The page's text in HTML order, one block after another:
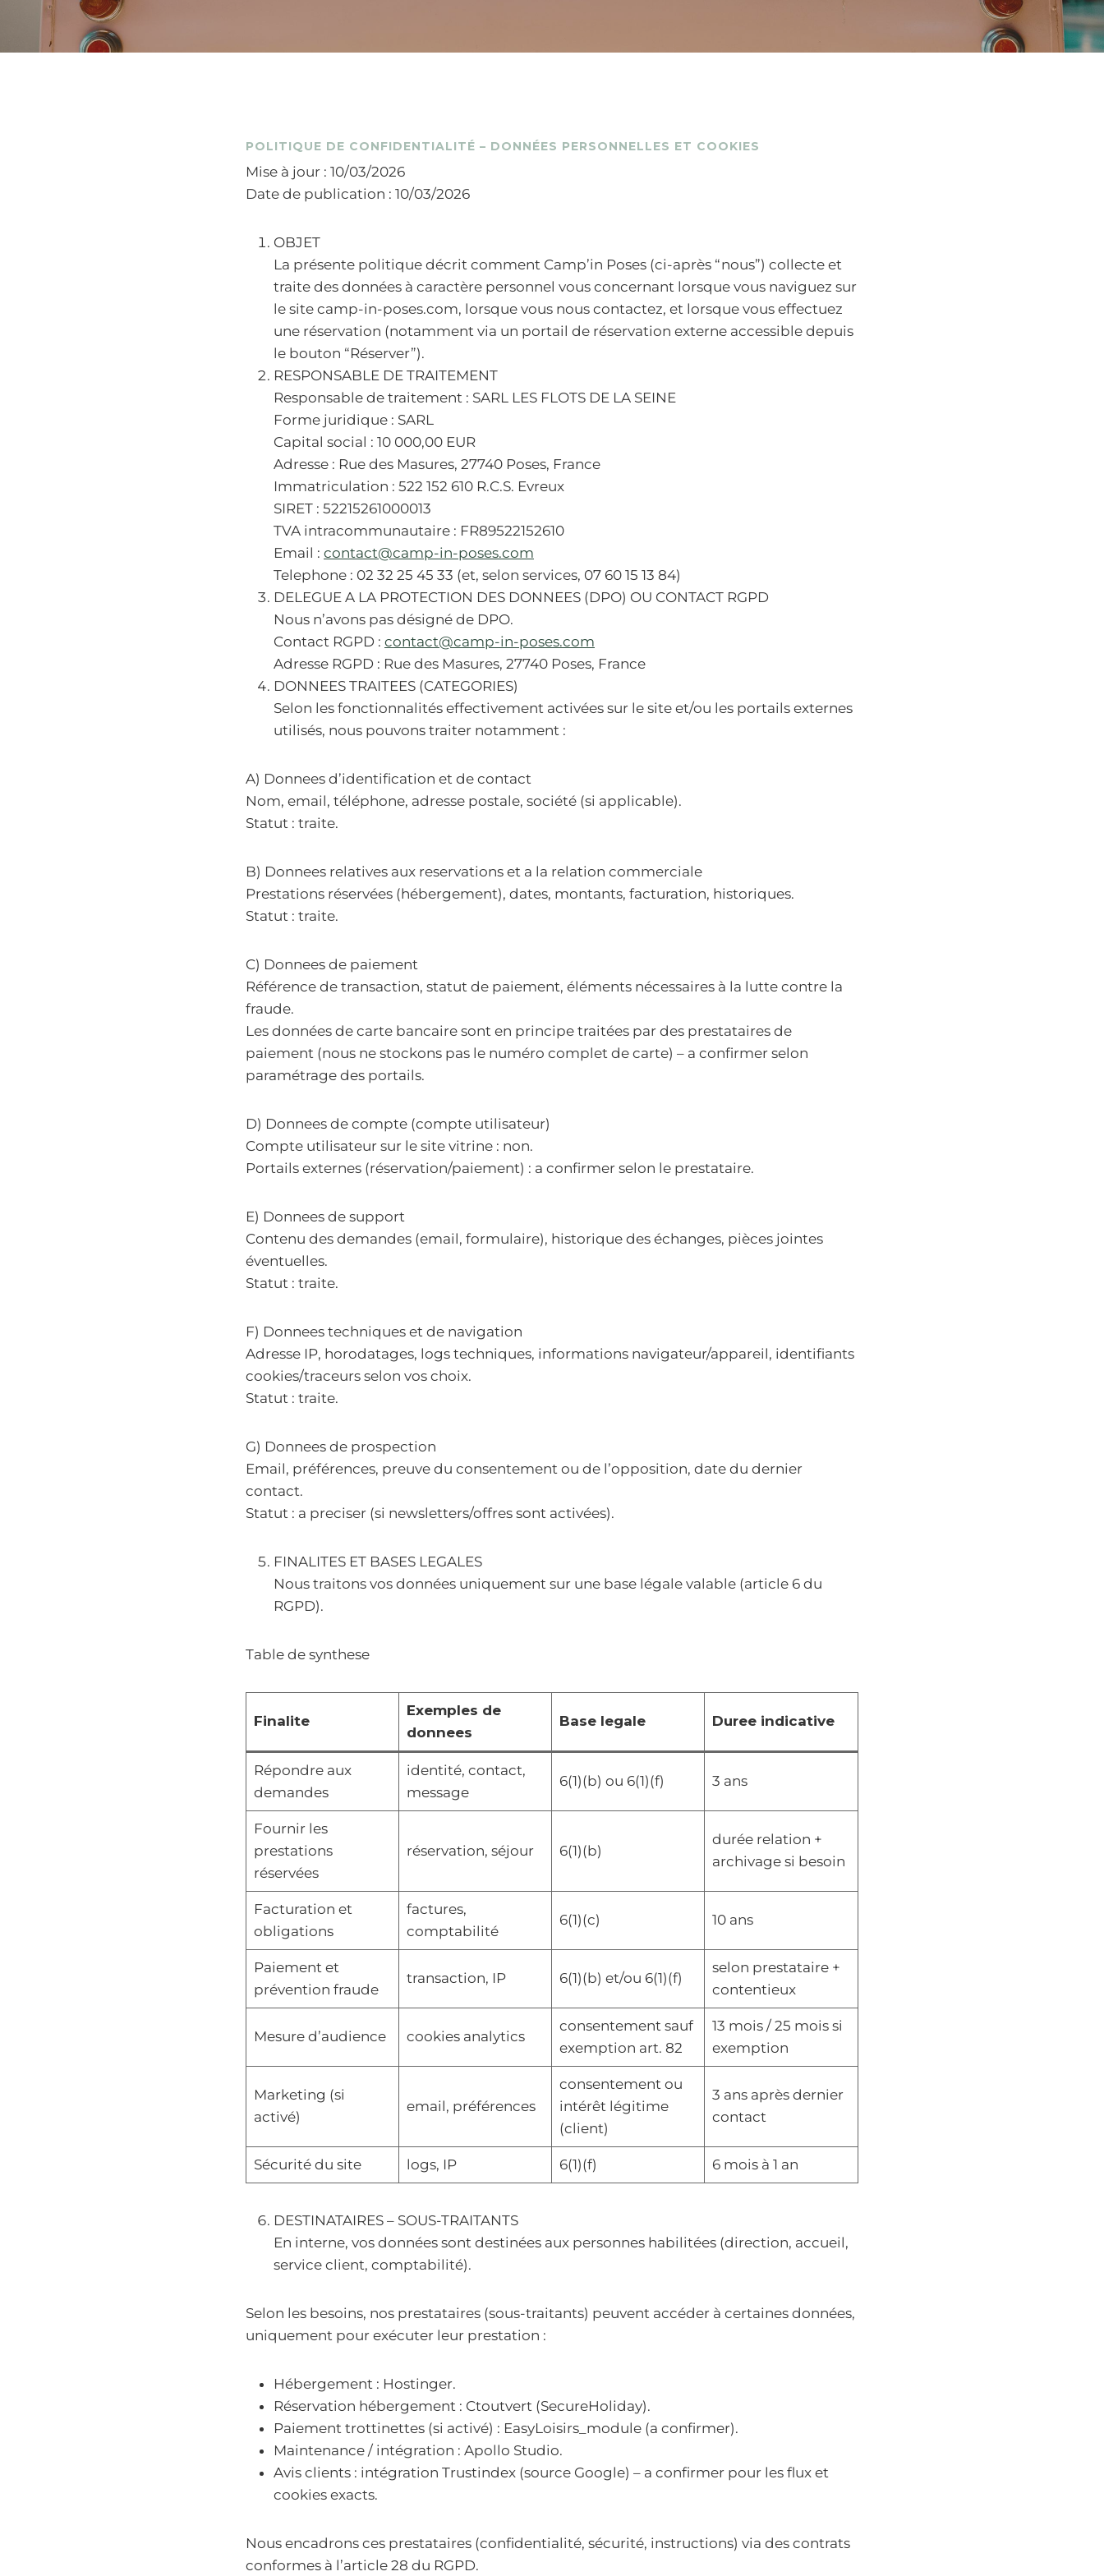
POLITIQUE DE CONFIDENTIALITÉ – DONNÉES PERSONNELLES ET COOKIES
Mise à jour : 10/03/2026
Date de publication : 10/03/2026
OBJET
La présente politique décrit comment Camp’in Poses (ci-après “nous”) collecte et
traite des données à caractère personnel vous concernant lorsque vous naviguez sur
le site camp-in-poses.com, lorsque vous nous contactez, et lorsque vous effectuez
une réservation (notamment via un portail de réservation externe accessible depuis
le bouton “Réserver”).
RESPONSABLE DE TRAITEMENT
Responsable de traitement : SARL LES FLOTS DE LA SEINE
Forme juridique : SARL
Capital social : 10 000,00 EUR
Adresse : Rue des Masures, 27740 Poses, France
Immatriculation : 522 152 610 R.C.S. Evreux
SIRET : 52215261000013
TVA intracommunautaire : FR89522152610
Email : contact@camp-in-poses.com
Telephone : 02 32 25 45 33 (et, selon services, 07 60 15 13 84)
DELEGUE A LA PROTECTION DES DONNEES (DPO) OU CONTACT RGPD
Nous n’avons pas désigné de DPO.
Contact RGPD : contact@camp-in-poses.com
Adresse RGPD : Rue des Masures, 27740 Poses, France
DONNEES TRAITEES (CATEGORIES)
Selon les fonctionnalités effectivement activées sur le site et/ou les portails externes
utilisés, nous pouvons traiter notamment :
A) Donnees d’identification et de contact
Nom, email, téléphone, adresse postale, société (si applicable).
Statut : traite.
B) Donnees relatives aux reservations et a la relation commerciale
Prestations réservées (hébergement), dates, montants, facturation, historiques.
Statut : traite.
C) Donnees de paiement
Référence de transaction, statut de paiement, éléments nécessaires à la lutte contre la
fraude.
Les données de carte bancaire sont en principe traitées par des prestataires de
paiement (nous ne stockons pas le numéro complet de carte) – a confirmer selon
paramétrage des portails.
D) Donnees de compte (compte utilisateur)
Compte utilisateur sur le site vitrine : non.
Portails externes (réservation/paiement) : a confirmer selon le prestataire.
E) Donnees de support
Contenu des demandes (email, formulaire), historique des échanges, pièces jointes
éventuelles.
Statut : traite.
F) Donnees techniques et de navigation
Adresse IP, horodatages, logs techniques, informations navigateur/appareil, identifiants
cookies/traceurs selon vos choix.
Statut : traite.
G) Donnees de prospection
Email, préférences, preuve du consentement ou de l’opposition, date du dernier
contact.
Statut : a preciser (si newsletters/offres sont activées).
FINALITES ET BASES LEGALES
Nous traitons vos données uniquement sur une base légale valable (article 6 du
RGPD).
Table de synthese
Finalite
Exemples de
donnees
Base legale Duree indicative
Répondre aux
demandes
identité, contact,
message
6(1)(b) ou 6(1)(f) 3 ans
Fournir les
prestations
réservées
réservation, séjour 6(1)(b)
durée relation +
archivage si besoin
Facturation et
obligations
factures,
comptabilité
6(1)(c) 10 ans
Paiement et
prévention fraude
transaction, IP 6(1)(b) et/ou 6(1)(f)
selon prestataire +
contentieux
Mesure d’audience cookies analytics
consentement sauf
exemption art. 82
13 mois / 25 mois si
exemption
Marketing (si
activé)
email, préférences
consentement ou
intérêt légitime
(client)
3 ans après dernier
contact
Sécurité du site logs, IP 6(1)(f) 6 mois à 1 an
DESTINATAIRES – SOUS-TRAITANTS
En interne, vos données sont destinées aux personnes habilitées (direction, accueil,
service client, comptabilité).
Selon les besoins, nos prestataires (sous-traitants) peuvent accéder à certaines données,
uniquement pour exécuter leur prestation :
Hébergement : Hostinger.
Réservation hébergement : Ctoutvert (SecureHoliday).
Paiement trottinettes (si activé) : EasyLoisirs_module (a confirmer).
Maintenance / intégration : Apollo Studio.
Avis clients : intégration Trustindex (source Google) – a confirmer pour les flux et
cookies exacts.
Nous encadrons ces prestataires (confidentialité, sécurité, instructions) via des contrats
conformes à l’article 28 du RGPD.